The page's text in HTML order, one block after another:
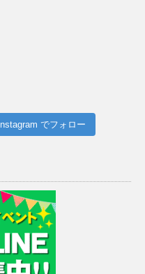
Instagram でフォロー